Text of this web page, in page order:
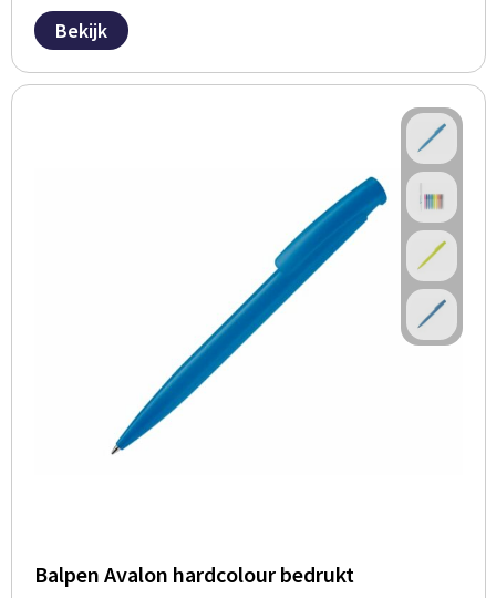
Bekijk
Balpen Avalon hardcolour bedrukt